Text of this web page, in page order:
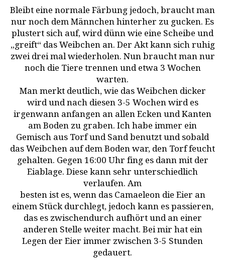
Bleibt eine normale Färbung jedoch, braucht man
nur noch dem Männchen hinterher zu gucken. Es
plustert sich auf, wird dünn wie eine Scheibe und
„greift“ das Weibchen an. Der Akt kann sich ruhig
zwei drei mal wiederholen. Nun braucht man nur
noch die Tiere trennen und etwa 3 Wochen
warten.
Man merkt deutlich, wie das Weibchen dicker
wird und nach diesen 3-5 Wochen wird es
irgenwann anfangen an allen Ecken und Kanten
am Boden zu graben. Ich habe immer ein
Gemisch aus Torf und Sand benutzt und sobald
das Weibchen auf dem Boden war, den Torf feucht
gehalten. Gegen 16:00 Uhr fing es dann mit der
Eiablage. Diese kann sehr unterschiedlich
verlaufen. Am
besten ist es, wenn das Camaeleon die Eier an
einem Stück durchlegt, jedoch kann es passieren,
das es zwischendurch aufhört und an einer
anderen Stelle weiter macht. Bei mir hat ein
Legen der Eier immer zwischen 3-5 Stunden
gedauert.